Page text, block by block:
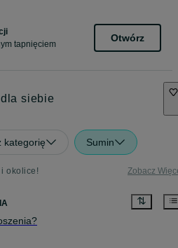
tapnięciem
Otwórz
siebie
kategorię Sumin
okolice! Zobacz